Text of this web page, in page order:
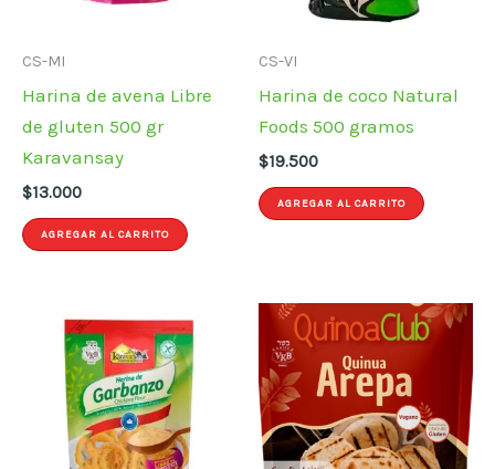
CS-MI
Harina de avena Libre
de gluten 500 gr
Karavansay
$13.000
AGREGAR AL CARRITO
CS-VI
Harina de coco Natural
Foods 500 gramos
$19.500
AGREGAR AL CARRITO